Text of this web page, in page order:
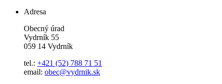
Adresa
Obecný úrad
Vydrník 55
059 14 Vydrník
tel.: +421 (52) 788 71 51
email: obec@vydrnik.sk